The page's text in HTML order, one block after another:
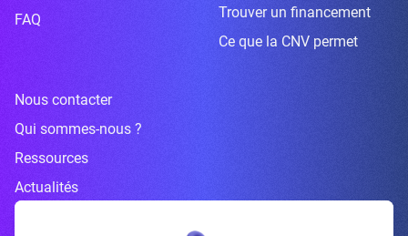
FAQ
Trouver un financement
Ce que la CNV permet
Nous contacter
Qui sommes-nous ?
Ressources
Actualités